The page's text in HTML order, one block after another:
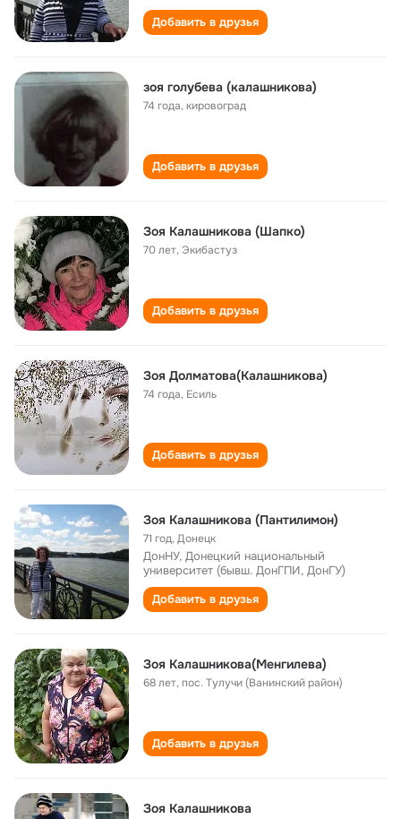
Добавить в друзья
зоя голубева (калашникова)
74 года,кировоград
Добавить в друзья
Зоя Калашникова (Шапко)
70 лет, Экибастуз
Добавить в друзья
Зоя Долматова(Калашникова)
74 года, Есиль
Добавить в друзья
Зоя Калашникова (Пантилимон)
71 год,Донецк
ДонНУ, Донецкий национальный
университет (бывш. ДонГПИ, ДонГУ)
Добавить в друзья
Зоя Калашникова(Менгилева)
68 лет,пос. Тулучи (Ванинский район)
Добавить в друзья
Зоя Калашникова